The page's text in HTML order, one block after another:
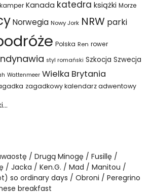
kamper Kanada katedra książki Morze
Norwegia Nowy Jork NRW parki
Polska Ren rower
styl romański Szkocja Szwecja
Wattenmeer Wielka Brytania
zagadkowy kalendarz adwentowy
Drugą Minogę
Fusillę
Jacka Ken.G. Mad
Manitou
so ordinary days Obroni
Peregrino
breakfast